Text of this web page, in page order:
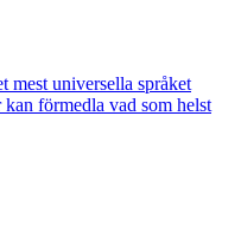
mest universella språket
förmedla vad som helst